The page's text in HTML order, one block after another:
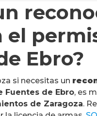
el
Ebro?
si necesitas un
Fuentes de Ebro, es
de Zaragoza.